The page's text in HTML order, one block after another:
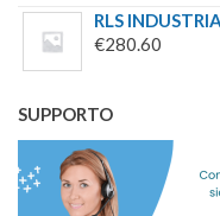
RLS
€280.60
SUPPORTO